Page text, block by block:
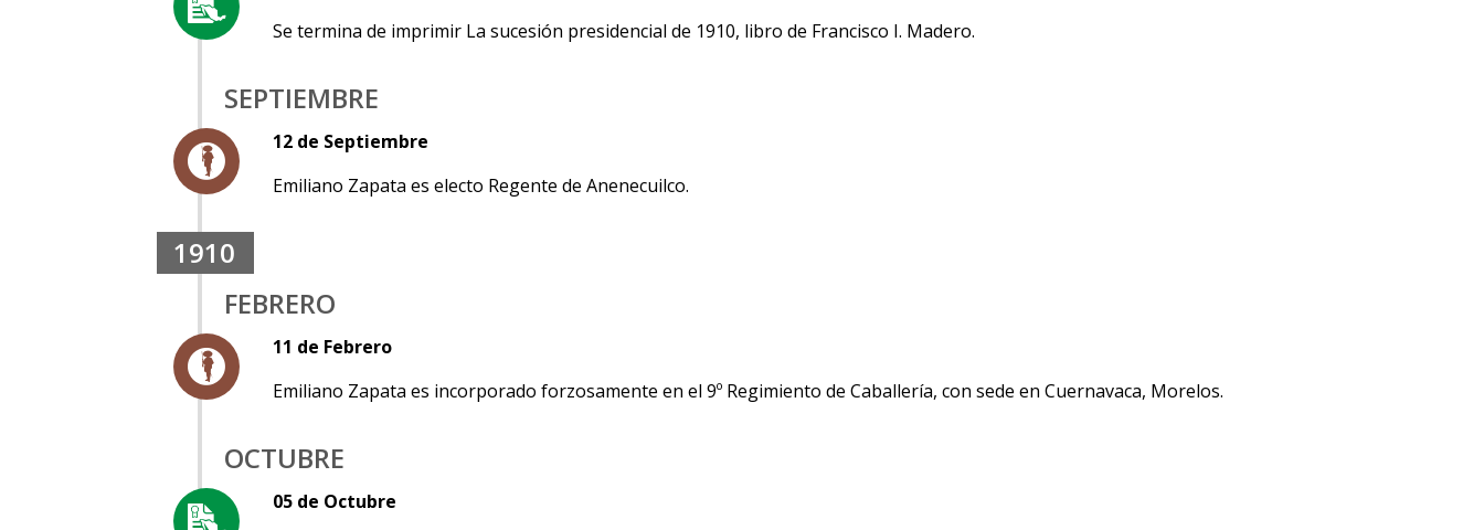
Se termina de imprimir La sucesión presidencial de 1910, libro de Francisco I. Madero.
SEPTIEMBRE
12 de Septiembre
Emiliano Zapata es electo Regente de Anenecuilco.
1910
FEBRERO
11 de Febrero
Emiliano Zapata es incorporado forzosamente en el 9º Regimiento de Caballería, con sede en Cuernavaca, Morelos.
OCTUBRE
05 de Octubre